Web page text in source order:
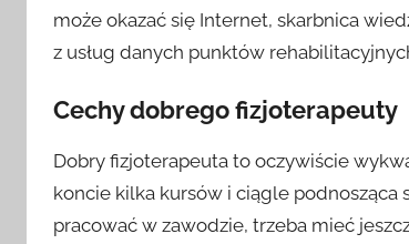
może okazać się Internet, skarbnica
z usług danych punktów
Cechy dobrego fizjoterapeuty
Dobry fizjoterapeuta to oczywiście
koncie kilka kursów i ciągle podnosząca
pracować w zawodzie, trzeba mieć